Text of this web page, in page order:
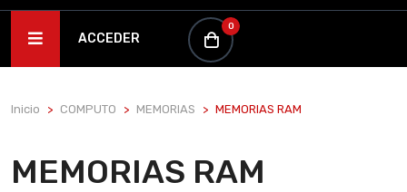
ACCEDER
0
Inicio COMPUTO MEMORIAS MEMORIAS RAM
MEMORIAS RAM